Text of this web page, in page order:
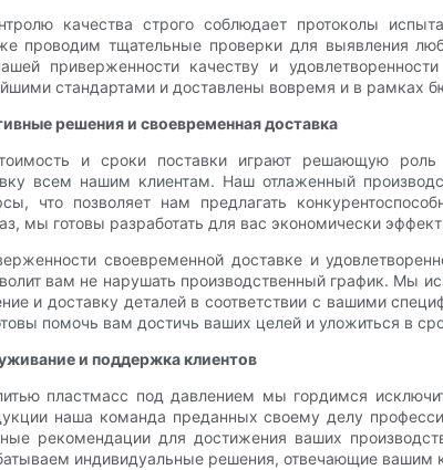
качества строго соблюдает протоколы
проводим тщательные проверки для выявления
приверженности качеству и
стандартами и доставлены вовремя и в рамках
решения и своевременная доставка
и сроки поставки играют решающую роль
всем нашим клиентам. Наш отлаженный
что позволяет нам предлагать
мы готовы разработать для вас экономически
своевременной доставке и
вам не нарушать производственный график. Мы
и доставку деталей в соответствии с вашими
помочь вам достичь ваших целей и уложиться в
и поддержка клиентов
пластмасс под давлением мы гордимся
наша команда преданных своему делу
рекомендации для достижения ваших
индивидуальные решения, отвечающие вашим